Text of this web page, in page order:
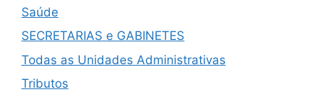
Saúde
SECRETARIAS e GABINETES
Todas as Unidades Administrativas
Tributos